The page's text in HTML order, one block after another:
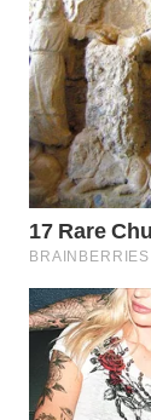
Wahana
Media
Group
WAHANA
NEWS
WAHANA
TANI
WAHANA
ADVOKAT
WAHANA